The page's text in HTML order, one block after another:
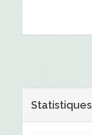
Statistiques